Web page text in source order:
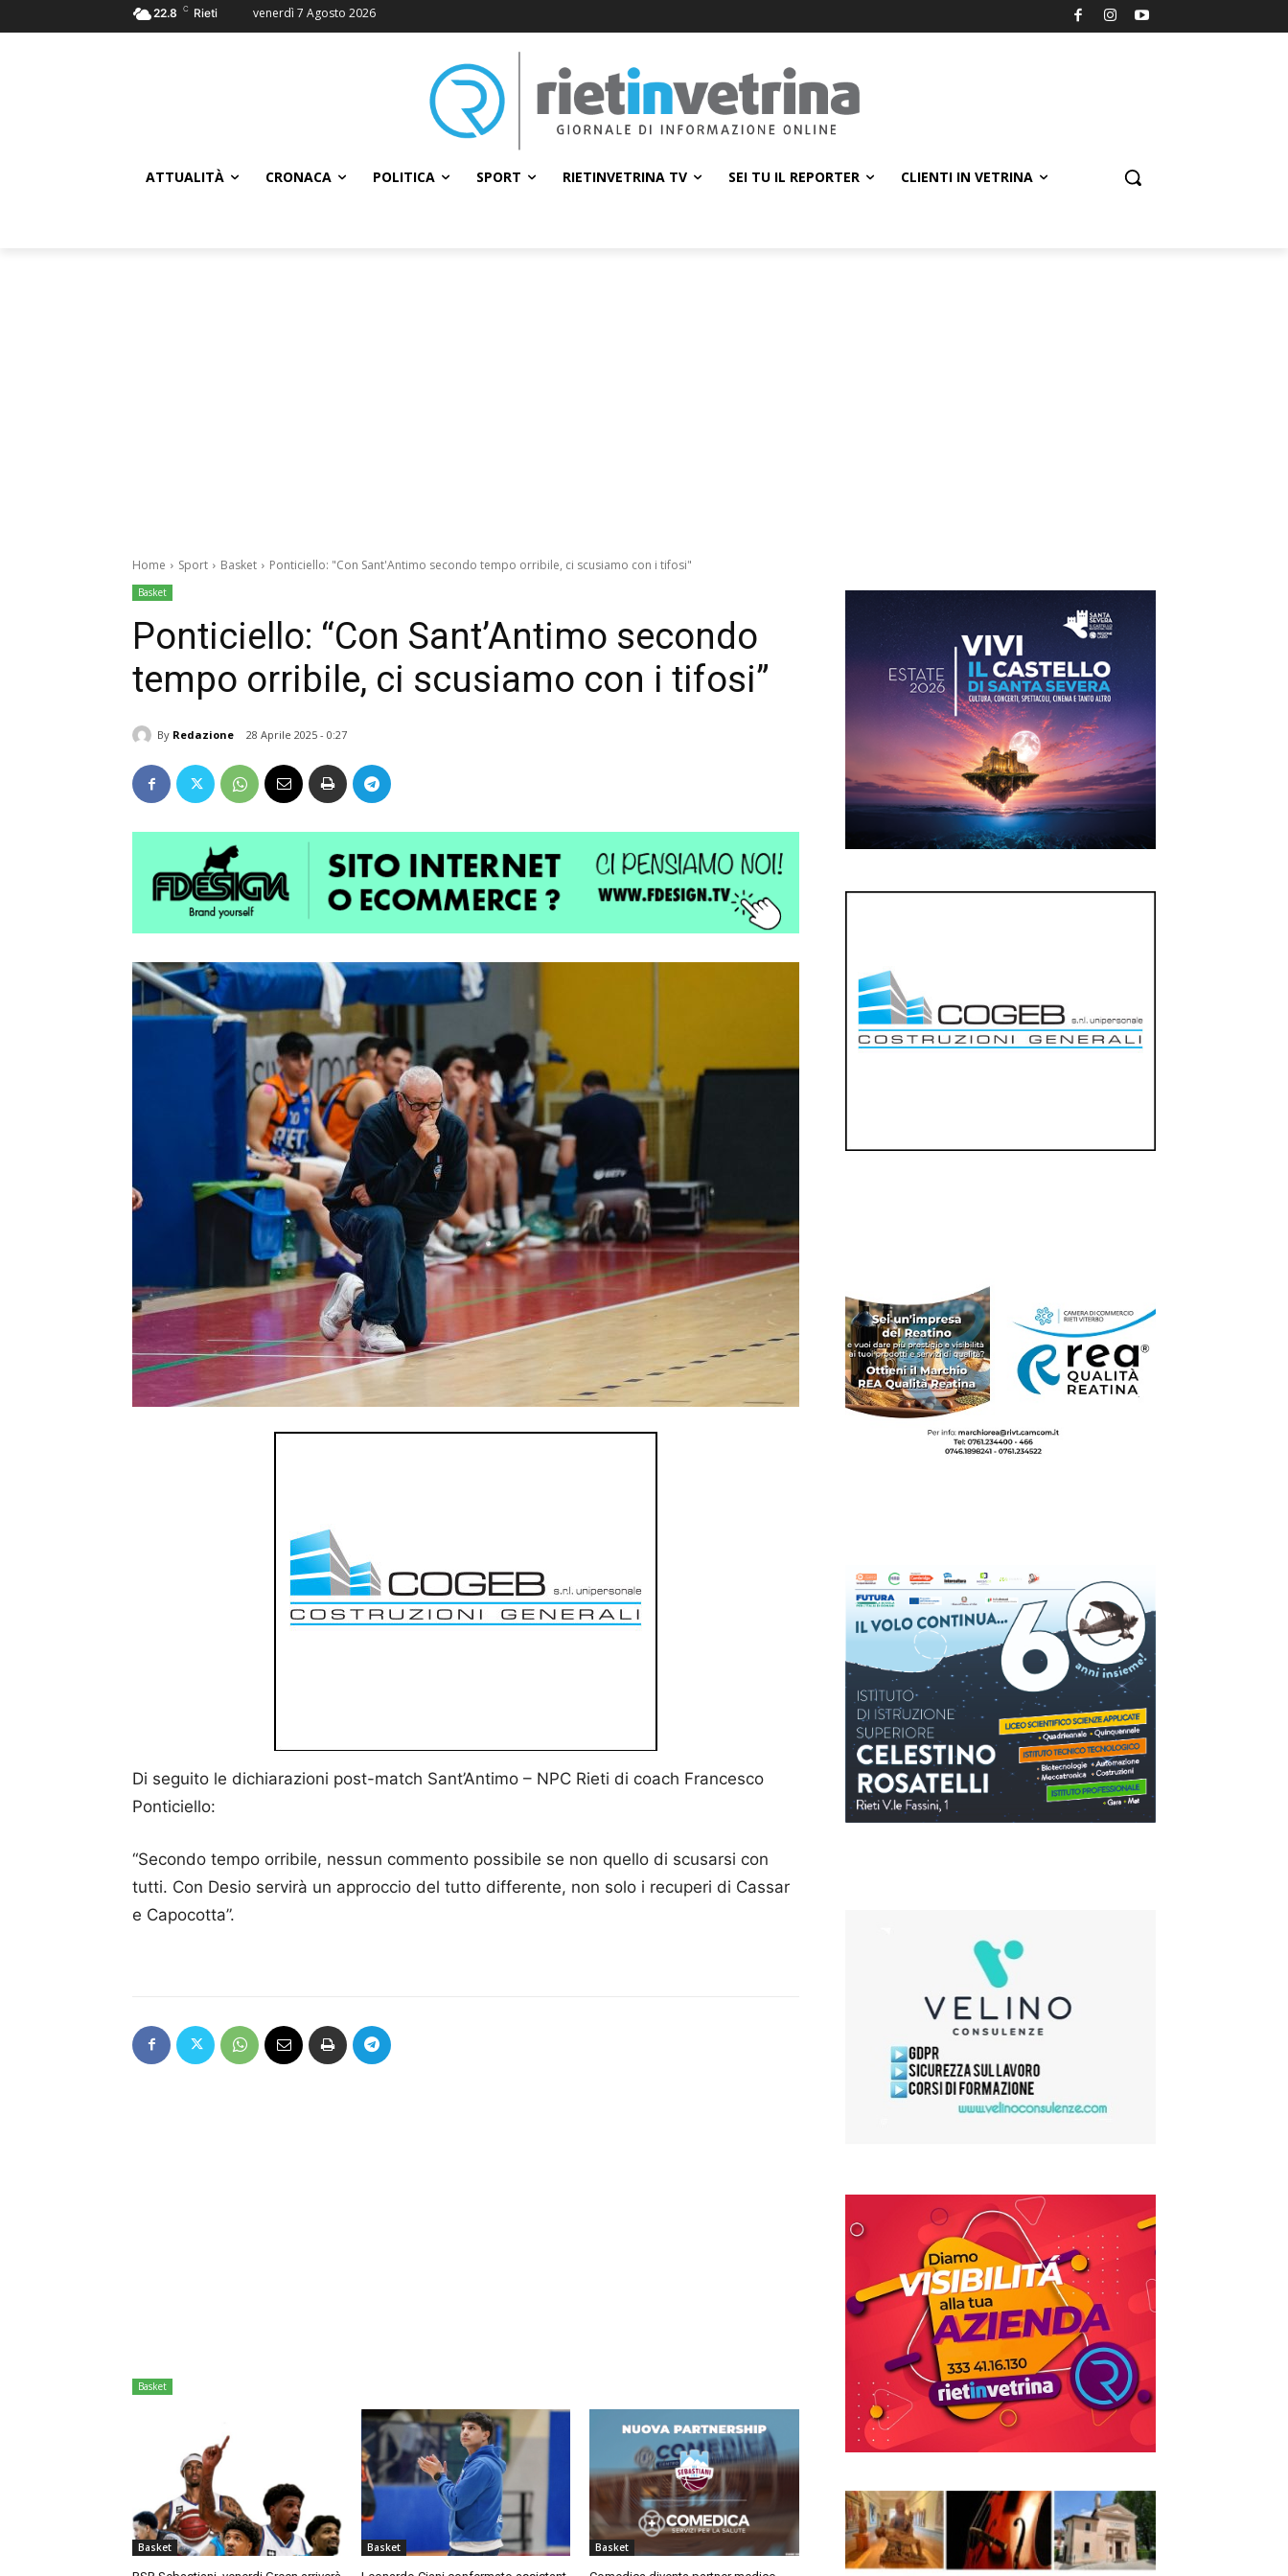
22.8 C Rieti venerdì 7 Agosto 2026
ATTUALITÀ CRONACA POLITICA SPORT RIETINVETRINA TV SEI TU IL REPORTER CLIENTI IN VETRINA
Home Sport Basket Ponticiello: "Con Sant'Antimo secondo tempo orribile, ci scusiamo con i tifosi"
Basket
Ponticiello: “Con Sant’Antimo secondo
tempo orribile, ci scusiamo con i tifosi”
By Redazione 28 Aprile 2025 - 0:27
Di seguito le dichiarazioni post-match Sant’Antimo – NPC Rieti di coach Francesco
Ponticiello:
“Secondo tempo orribile, nessun commento possibile se non quello di scusarsi con
tutti. Con Desio servirà un approccio del tutto differente, non solo i recuperi di Cassar
e Capocotta”.
Basket
Basket Basket Basket